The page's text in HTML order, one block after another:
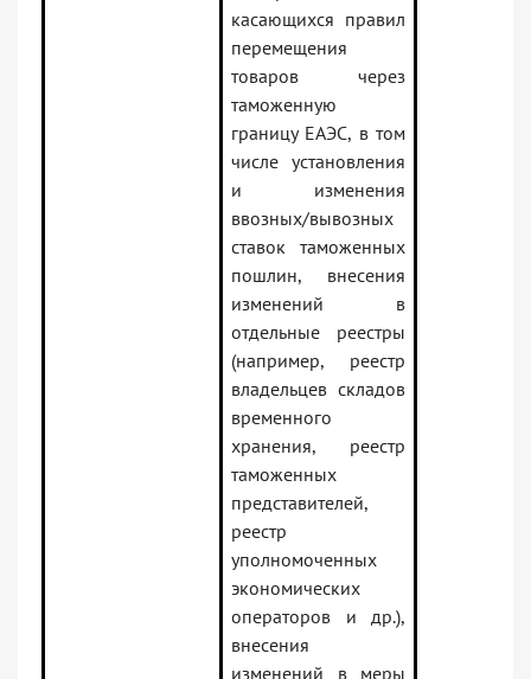
касающихся правил
перемещения
товаров через
таможенную
границу ЕАЭС, в том
числе установления
и изменения
ввозных/вывозных
ставок таможенных
пошлин, внесения
изменений в
отдельные реестры
(например, реестр
владельцев складов
временного
хранения, реестр
таможенных
представителей,
реестр
уполномоченных
экономических
операторов и др.),
внесения
изменений в меры